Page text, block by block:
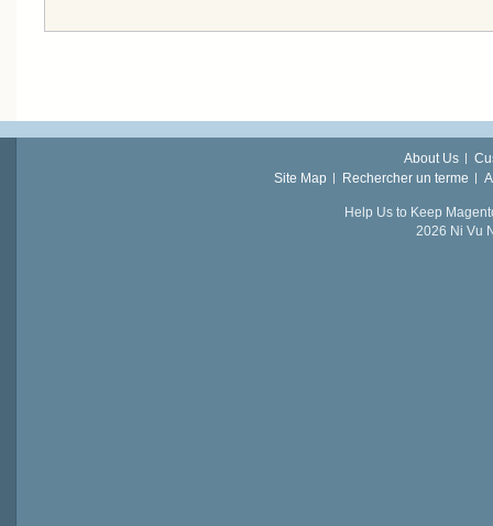
About Us
Site Map
Rechercher un terme
Help Us to Keep
2026 Ni Vu